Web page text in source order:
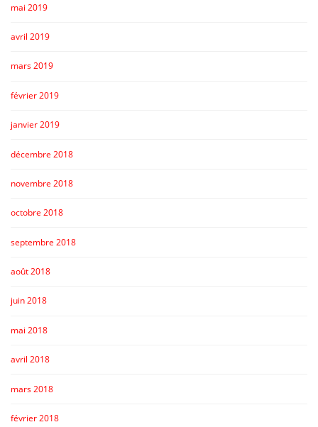
mai 2019
avril 2019
mars 2019
février 2019
janvier 2019
décembre 2018
novembre 2018
octobre 2018
septembre 2018
août 2018
juin 2018
mai 2018
avril 2018
mars 2018
février 2018